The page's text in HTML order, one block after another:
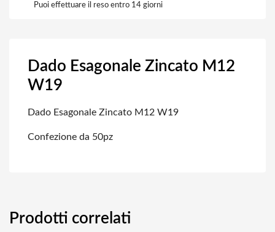
Puoi effettuare il reso entro 14 giorni
Dado Esagonale Zincato M12
W19
Dado Esagonale Zincato M12 W19
Confezione da 50pz
Prodotti correlati